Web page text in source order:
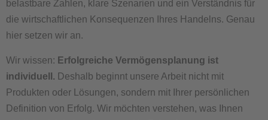
belastbare Zahlen, klare Szenarien und ein Verständnis für
die wirtschaftlichen Konsequenzen Ihres Handelns. Genau
hier setzen wir an.
Wir wissen: Erfolgreiche Vermögensplanung ist
individuell. Deshalb beginnt unsere Arbeit nicht mit
Produkten oder Lösungen, sondern mit Ihrer persönlichen
Definition von Erfolg. Wir möchten verstehen, was Ihnen